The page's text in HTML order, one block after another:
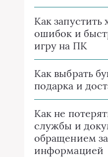
Как запустить
ошибок и
игру на ПК
Как выбрать
подарка и
Как не
службы и
обращением
информацией